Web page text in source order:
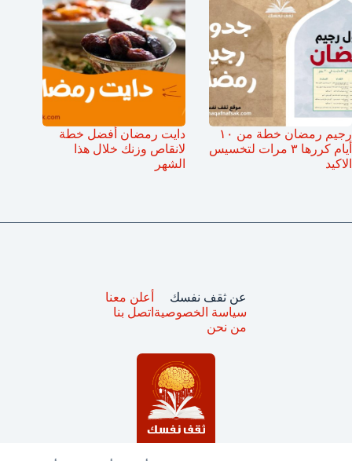
رجيم رمضان خطة من ١٠
أيام كررها ٣ مرات لتخسيس
الاكيد
دايت رمضان أفضل خطة
لانقاص وزنك خلال هذا
الشهر
عن ثقف نفسك
سياسة الخصوصية
من نحن
أعلن معنا
اتصل بنا